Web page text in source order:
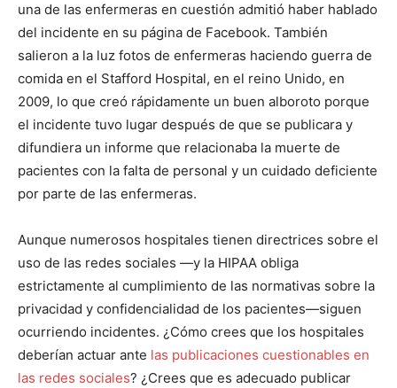
I WANT IN
I've read and accept the Privacy Policy.
una de las enfermeras en cuestión admitió haber hablado
del incidente en su página de Facebook. También
salieron a la luz fotos de enfermeras haciendo guerra de
comida en el Stafford Hospital, en el reino Unido, en
2009, lo que creó rápidamente un buen alboroto porque
el incidente tuvo lugar después de que se publicara y
difundiera un informe que relacionaba la muerte de
pacientes con la falta de personal y un cuidado deficiente
por parte de las enfermeras.
Aunque numerosos hospitales tienen directrices sobre el
uso de las redes sociales —y la HIPAA obliga
estrictamente al cumplimiento de las normativas sobre la
privacidad y confidencialidad de los pacientes—siguen
ocurriendo incidentes. ¿Cómo crees que los hospitales
deberían actuar ante las publicaciones cuestionables en
las redes sociales? ¿Crees que es adecuado publicar